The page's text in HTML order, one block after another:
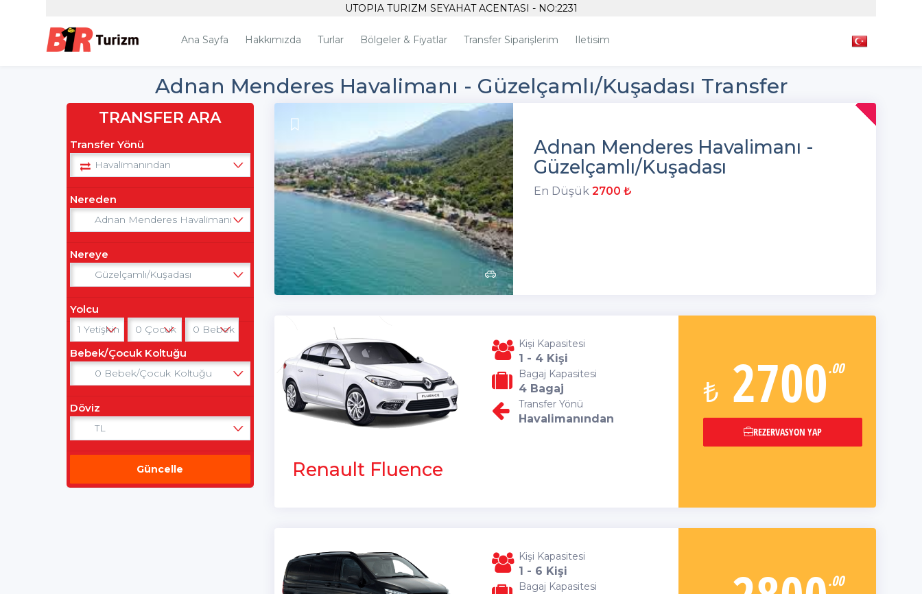
UTOPIA TURIZM SEYAHAT ACENTASI - NO:2231
Ana Sayfa Hakkımızda Turlar Bölgeler & Fiyatlar Transfer Siparişlerim Iletisim
Adnan Menderes Havalimanı - Güzelçamlı/Kuşadası Transfer
TRANSFER ARA
Transfer Yönü
Nereden
Nereye
Yolcu
Bebek/Çocuk Koltuğu
Döviz
Güncelle
Adnan Menderes Havalimanı -
Güzelçamlı/Kuşadası
En Düşük 2700 ₺
Renault Fluence
Kişi Kapasitesi
1 - 4 Kişi
Bagaj Kapasitesi
4 Bagaj
Transfer Yönü
Havalimanından
₺ 2700.00
REZERVASYON YAP
Kişi Kapasitesi
1 - 6 Kişi
Bagaj Kapasitesi .00